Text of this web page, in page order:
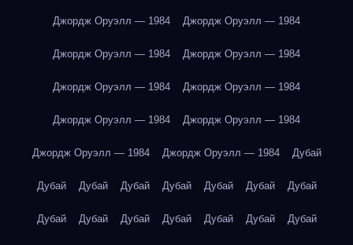
Джордж Оруэлл — 1984 Джордж Оруэлл — 1984
Джордж Оруэлл — 1984 Джордж Оруэлл — 1984
Джордж Оруэлл — 1984 Джордж Оруэлл — 1984
Джордж Оруэлл — 1984 Джордж Оруэлл — 1984
Джордж Оруэлл — 1984 Джордж Оруэлл — 1984 Дубай
Дубай Дубай Дубай Дубай Дубай Дубай Дубай
Дубай Дубай Дубай Дубай Дубай Дубай Дубай